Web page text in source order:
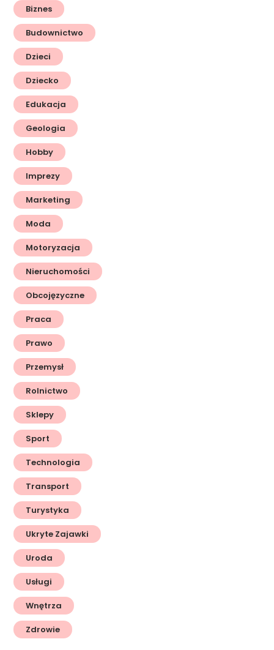
Biznes
Budownictwo
Dzieci
Dziecko
Edukacja
Geologia
Hobby
Imprezy
Marketing
Moda
Motoryzacja
Nieruchomości
Obcojęzyczne
Praca
Prawo
Przemysł
Rolnictwo
Sklepy
Sport
Technologia
Transport
Turystyka
Ukryte Zajawki
Uroda
Usługi
Wnętrza
Zdrowie